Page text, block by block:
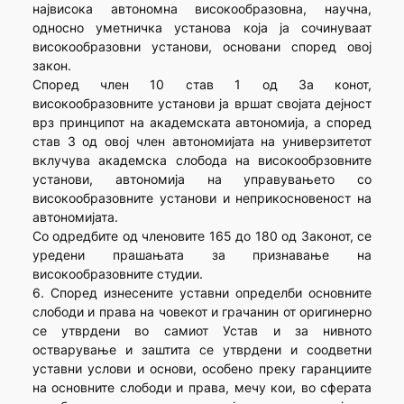
највисока автономна високообразовна, научна,
односно уметничка установа која ја сочинуваат
високообразовни установи, основани според овој
закон.
Според член 10 став 1 од За конот,
високообразовните установи ја вршат својата дејност
врз принципот на академската автономија, а според
став 3 од овој член автономијата на универзитетот
вклучува академска слобода на високообрзовните
установи, автономија на управувањето со
високообразовните установи и неприкосновеност на
автономијата.
Со одредбите од членовите 165 до 180 од Законот, се
уредени прашањата за признавање на
високообразовните студии.
6. Според изнесените уставни определби основните
слободи и права на човекот и грачанин от оригинерно
се утврдени во самиот Устав и за нивното
остварување и заштита се утврдени и соодветни
уставни услови и основи, особено преку гаранциите
на основните слободи и права, мечу кои, во сферата